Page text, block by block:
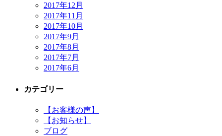
2017年12月
2017年11月
2017年10月
2017年9月
2017年8月
2017年7月
2017年6月
カテゴリー
【お客様の声】
【お知らせ】
ブログ